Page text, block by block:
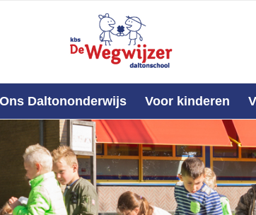
Ons Daltononderwijs Voor kinderen